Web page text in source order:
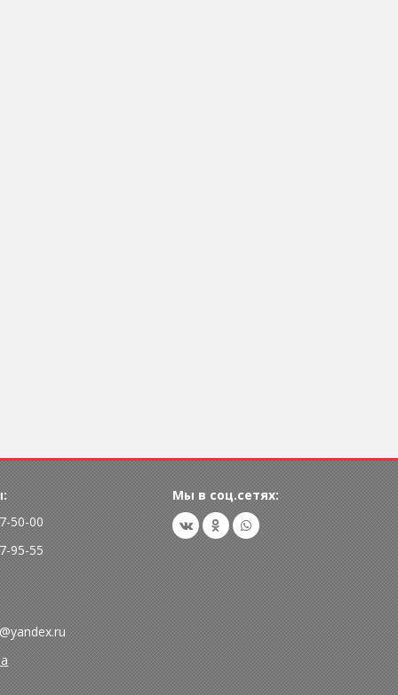
50-00
95-55
Мы в соц.сетях: